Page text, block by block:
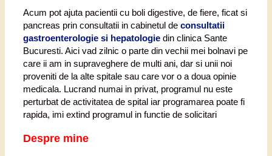
Acum pot ajuta pacientii cu boli digestive, de fiere, ficat si
pancreas prin consultatii in cabinetul de consultatii
gastroenterologie si hepatologie din clinica Sante
Bucuresti. Aici vad zilnic o parte din vechii mei bolnavi pe
care ii am in supraveghere de multi ani, dar si unii noi
proveniti de la alte spitale sau care vor o a doua opinie
medicala. Lucrand numai in privat, programul nu este
perturbat de activitatea de spital iar programarea poate fi
rapida, imi extind programul in functie de solicitari
Despre mine